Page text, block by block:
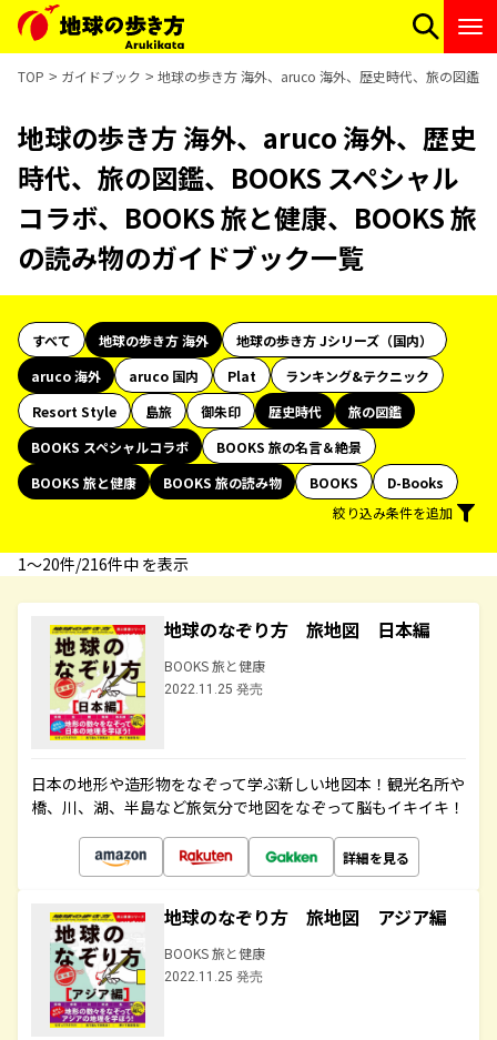
TOP ガイドブック 地球の歩き方 海外、aruco 海外、歴史時代、旅の図鑑
地球の歩き方 海外、aruco 海外、歴史
時代、旅の図鑑、BOOKS スペシャル
コラボ、BOOKS 旅と健康、BOOKS 旅
の読み物のガイドブック一覧
すべて 地球の歩き方 海外
地球の歩き方 Jシリーズ（国内）
aruco 海外
aruco 国内 Plat
ランキング&テクニック
Resort Style
島旅 御朱印 歴史時代
旅の図鑑
BOOKS スペシャルコラボ
BOOKS 旅の名言＆絶景
BOOKS 旅と健康
BOOKS 旅の読み物 BOOKS
D-Books
絞り込み条件を追加
1〜20件/216件中 を表示
地球のなぞり方 旅地図 日本編
BOOKS 旅と健康
2022.11.25 発売
日本の地形や造形物をなぞって学ぶ新しい地図本！観光名所や
橋、川、湖、半島など旅気分で地図をなぞって脳もイキイキ！
詳細を見る
地球のなぞり方 旅地図 アジア編
BOOKS 旅と健康
2022.11.25 発売